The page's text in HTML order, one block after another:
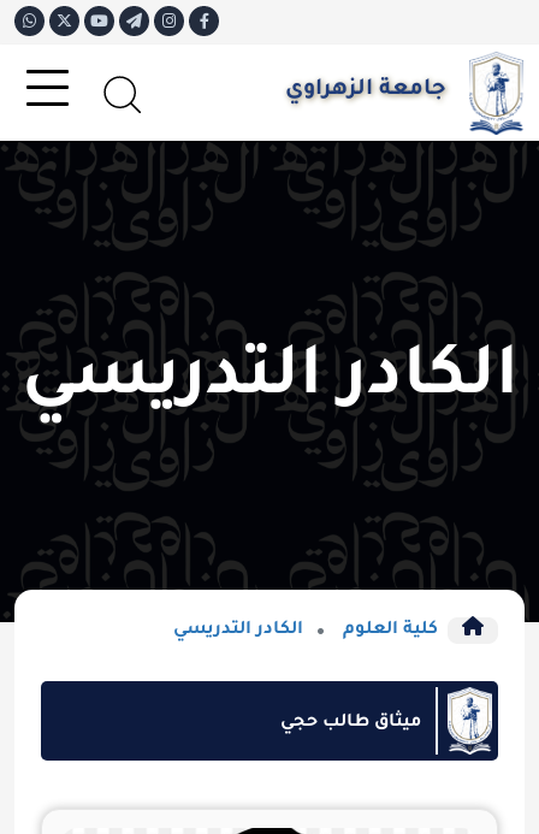
جامعة الزهراوي
الكادر التدريسي
كلية العلوم الكادر التدريسي
ميثاق طالب حجي